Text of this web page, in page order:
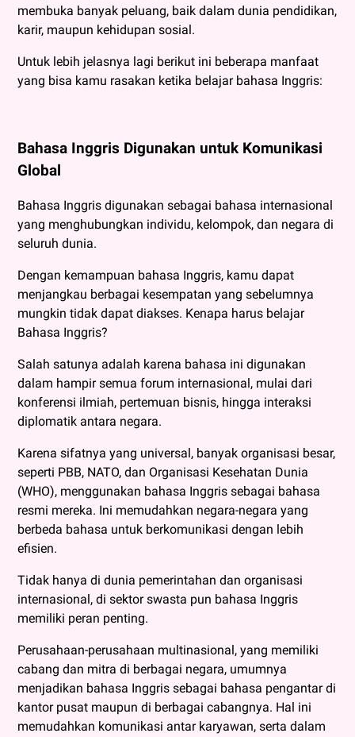
membuka banyak peluang, baik dalam dunia pendidikan,
karir, maupun kehidupan sosial.
Untuk lebih jelasnya lagi berikut ini beberapa manfaat
yang bisa kamu rasakan ketika belajar bahasa Inggris:
Bahasa Inggris Digunakan untuk Komunikasi
Global
Bahasa Inggris digunakan sebagai bahasa internasional
yang menghubungkan individu, kelompok, dan negara di
seluruh dunia.
Dengan kemampuan bahasa Inggris, kamu dapat
menjangkau berbagai kesempatan yang sebelumnya
mungkin tidak dapat diakses. Kenapa harus belajar
Bahasa Inggris?
Salah satunya adalah karena bahasa ini digunakan
dalam hampir semua forum internasional, mulai dari
konferensi ilmiah, pertemuan bisnis, hingga interaksi
diplomatik antara negara.
Karena sifatnya yang universal, banyak organisasi besar,
seperti PBB, NATO, dan Organisasi Kesehatan Dunia
(WHO), menggunakan bahasa Inggris sebagai bahasa
resmi mereka. Ini memudahkan negara-negara yang
berbeda bahasa untuk berkomunikasi dengan lebih
efisien.
Tidak hanya di dunia pemerintahan dan organisasi
internasional, di sektor swasta pun bahasa Inggris
memiliki peran penting.
Perusahaan-perusahaan multinasional, yang memiliki
cabang dan mitra di berbagai negara, umumnya
menjadikan bahasa Inggris sebagai bahasa pengantar di
kantor pusat maupun di berbagai cabangnya. Hal ini
memudahkan komunikasi antar karyawan, serta dalam